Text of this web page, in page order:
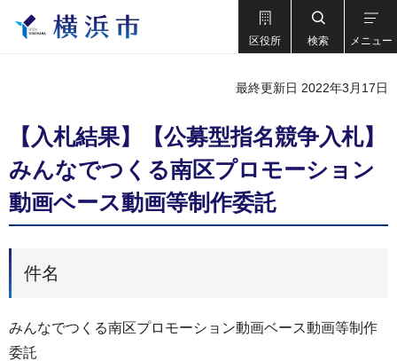
区役所 検索 メニュー
最終更新日 2022年3月17日
【入札結果】【公募型指名競争⼊札】
みんなでつくる南区プロモーション
動画ベース動画等制作委託
件名
みんなでつくる南区プロモーション動画ベース動画等制作
委託